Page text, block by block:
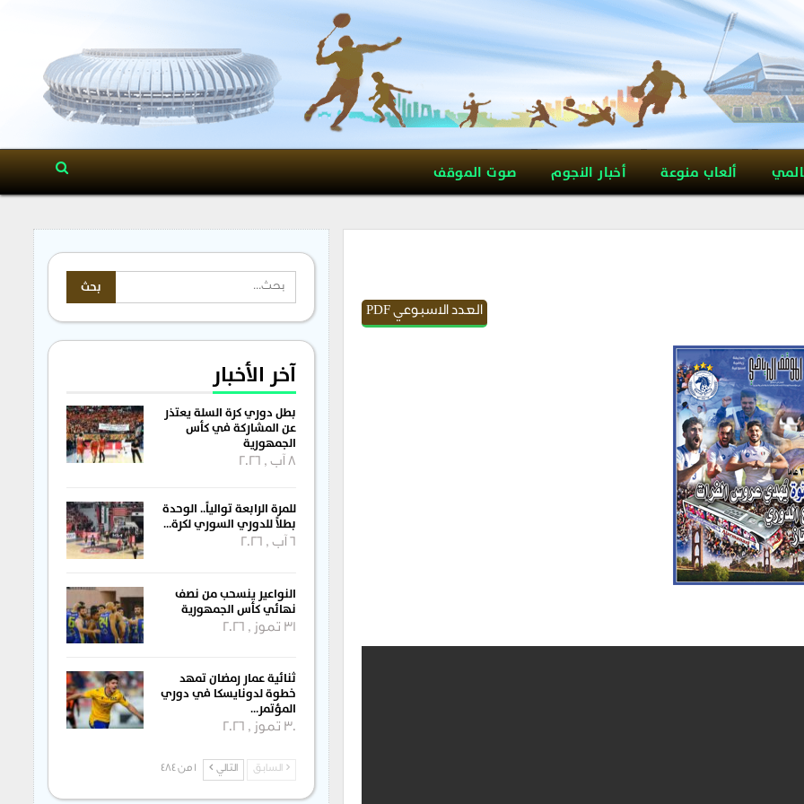
ألعاب منوعة أخبار النجوم صوت الموقف
العدد الاسبوعي PDF
آخر الأخبار
بطل دوري كرة السلة يعتذر
عن المشاركة في كأس
الجمهورية
8 آب , 2026
للمرة الرابعة توالياً.. الوحدة
بطلاً للدوري السوري لكرة…
6 آب , 2026
النواعير ينسحب من نصف
نهائي كأس الجمهورية
31 تموز , 2026
ثنائية عمار رمضان تمهد
خطوة لدونايسكا في دوري
المؤتمر…
30 تموز , 2026
السابق التالي 1 من 484